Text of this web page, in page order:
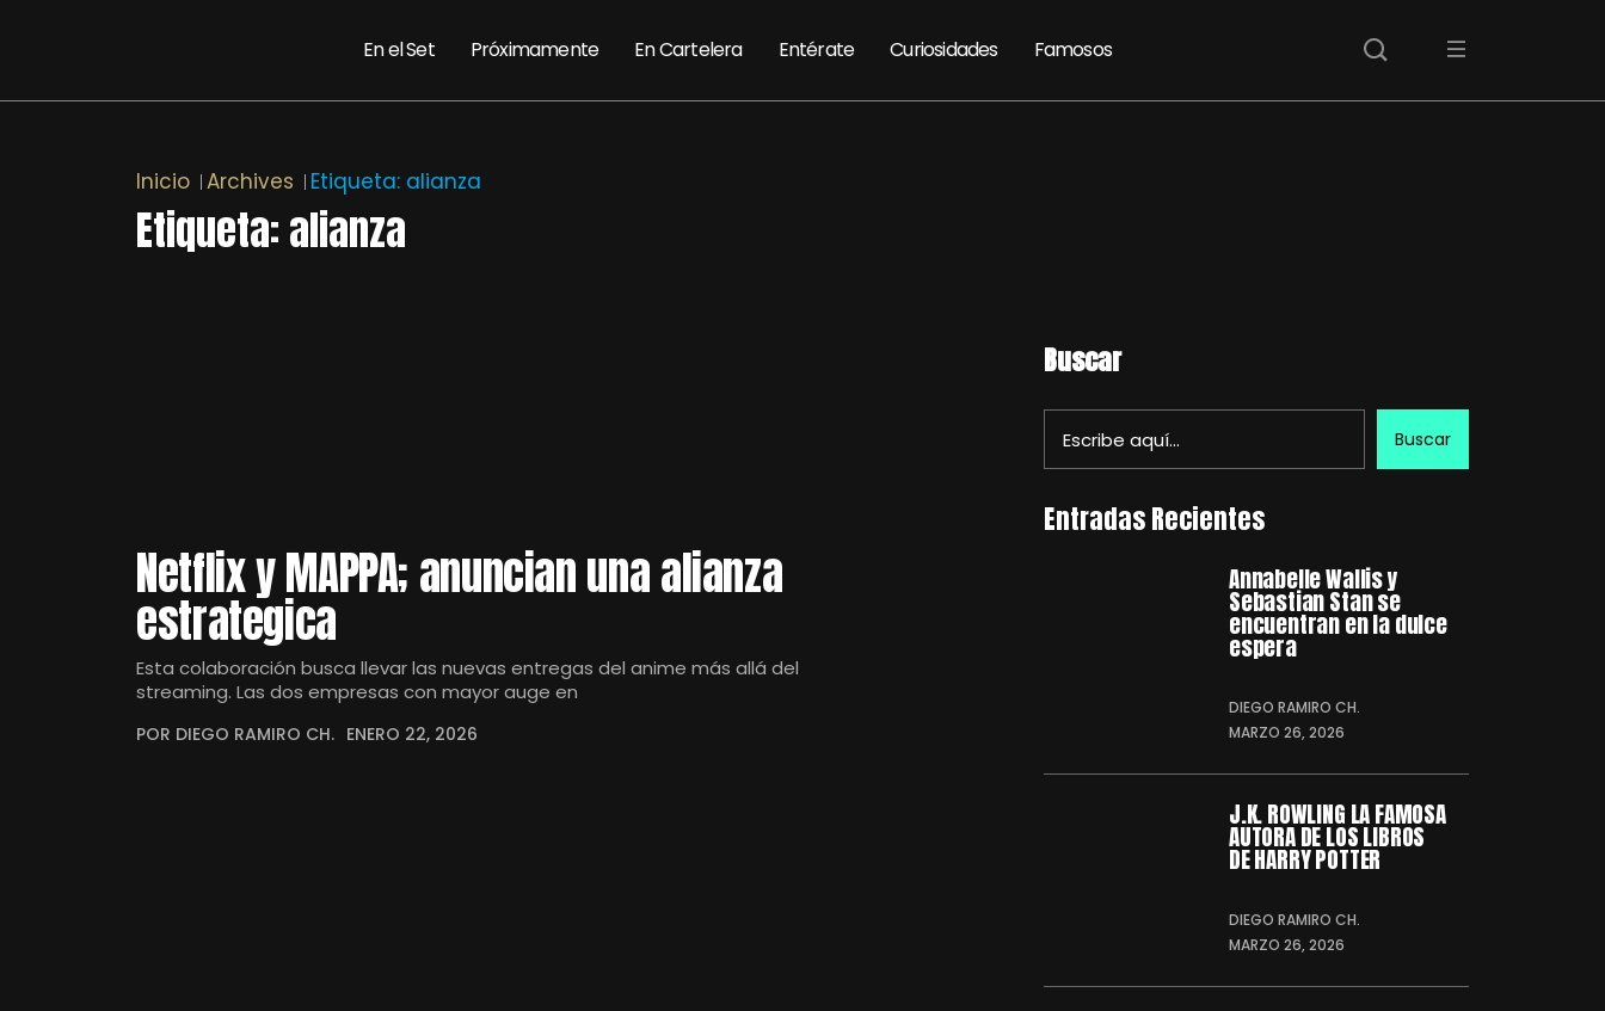
En el Set Próximamente En Cartelera Entérate Curiosidades Famosos
Inicio Archives Etiqueta: alianza
Etiqueta:alianza
Netflix y MAPPA; anuncian una alianza
estrategica
Esta colaboración busca llevar las nuevas entregas del anime más allá del
streaming. Las dos empresas con mayor auge en
POR DIEGO RAMIRO CH. ENERO 22, 2026
Buscar
Buscar
Entradas Recientes
Annabelle Wallis y
Sebastian Stan se
encuentran en la dulce
espera
DIEGO RAMIRO CH.
MARZO 26, 2026
J.K. ROWLING LA FAMOSA
AUTORA DE LOS LIBROS
DE HARRY POTTER
DIEGO RAMIRO CH.
MARZO 26, 2026